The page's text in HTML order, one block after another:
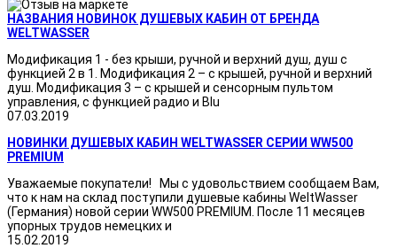
НАЗВАНИЯ НОВИНОК ДУШЕВЫХ КАБИН ОТ БРЕНДА
WELTWASSER
Модификация 1 - без крыши, ручной и верхний душ, душ с
функцией 2 в 1. Модификация 2 – с крышей, ручной и верхний
душ. Модификация 3 – с крышей и сенсорным пультом
управления, с функцией радио и Blu
07.03.2019
НОВИНКИ ДУШЕВЫХ КАБИН WELTWASSER СЕРИИ WW500
PREMIUM
Уважаемые покупатели! Мы с удовольствием сообщаем Вам,
что к нам на склад поступили душевые кабины WeltWasser
(Германия) новой серии WW500 PREMIUM. После 11 месяцев
упорных трудов немецких и
15.02.2019